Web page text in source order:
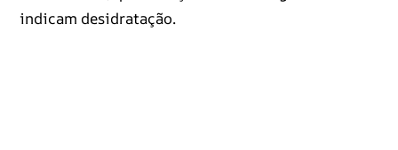
indicam desidratação.